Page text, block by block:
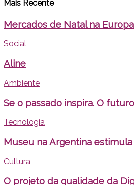
Mais Recente
Mercados de Natal na
Social
Aline
Ambiente
Se o passado inspira. O
Tecnologia
Museu na Argentina
Cultura
O projeto da qualidade da